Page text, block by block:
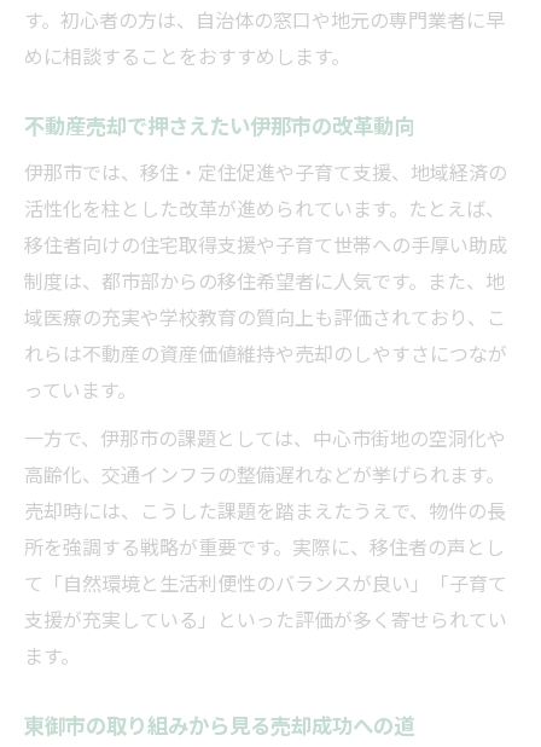
す。初心者の方は、自治体の窓口や地元の専門業者に早
めに相談することをおすすめします。
不動産売却で押さえたい伊那市の改革動向
伊那市では、移住・定住促進や子育て支援、地域経済の
活性化を柱とした改革が進められています。たとえば、
移住者向けの住宅取得支援や子育て世帯への手厚い助成
制度は、都市部からの移住希望者に人気です。また、地
域医療の充実や学校教育の質向上も評価されており、こ
れらは不動産の資産価値維持や売却のしやすさにつなが
っています。
一方で、伊那市の課題としては、中心市街地の空洞化や
高齢化、交通インフラの整備遅れなどが挙げられます。
売却時には、こうした課題を踏まえたうえで、物件の長
所を強調する戦略が重要です。実際に、移住者の声とし
て「自然環境と生活利便性のバランスが良い」「子育て
支援が充実している」といった評価が多く寄せられてい
ます。
東御市の取り組みから見る売却成功への道